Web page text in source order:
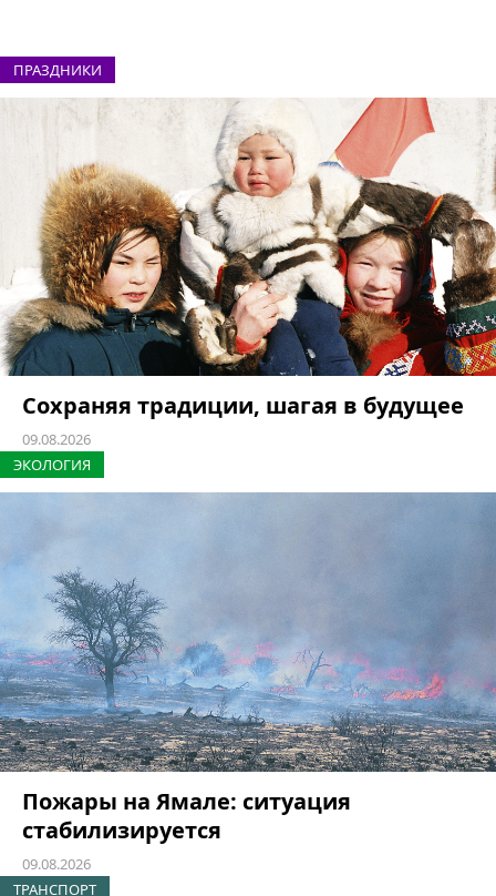
ПРАЗДНИКИ
Сохраняя традиции, шагая в будущее
09.08.2026
ЭКОЛОГИЯ
Пожары на Ямале: ситуация
стабилизируется
09.08.2026
ТРАНСПОРТ